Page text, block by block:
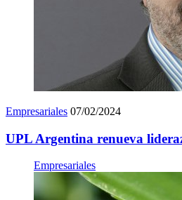
Empresariales 07/02/2024
UPL Argentina renueva
Empresariales